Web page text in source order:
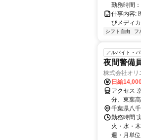
勤務時間
仕事内容:
びメディ
シフト自由 フ
アルバイト・パ
夜間警備
株式会社オ
日給
アクセス
分、東葉
町2-380-2
千葉県八
勤務時間
火・水・
週・月単